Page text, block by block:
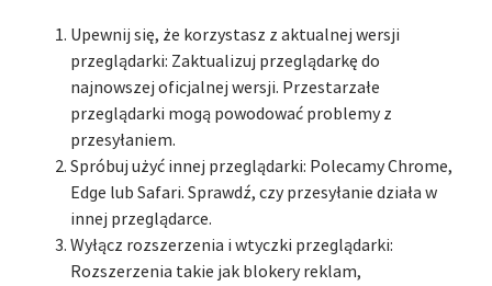
Upewnij się, że korzystasz z aktualnej wersji
przeglądarki: Zaktualizuj przeglądarkę do
najnowszej oficjalnej wersji. Przestarzałe
przeglądarki mogą powodować problemy z
przesyłaniem.
Spróbuj użyć innej przeglądarki: Polecamy Chrome,
Edge lub Safari. Sprawdź, czy przesyłanie działa w
innej przeglądarce.
Wyłącz rozszerzenia i wtyczki przeglądarki:
Rozszerzenia takie jak blokery reklam,